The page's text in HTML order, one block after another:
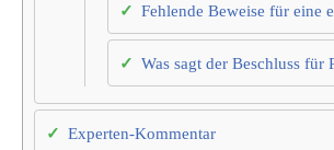
Fehlende Beweise für eine
Was sagt der Beschluss für
Experten-Kommentar